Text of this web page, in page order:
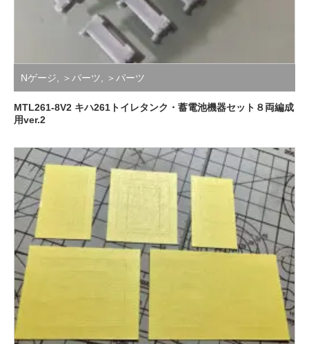
Nゲージ ＞パーツ ＞パーツ
MTL261-8V2 キハ261トイレタンク・蓄電池機器セット８両編成
用ver.2